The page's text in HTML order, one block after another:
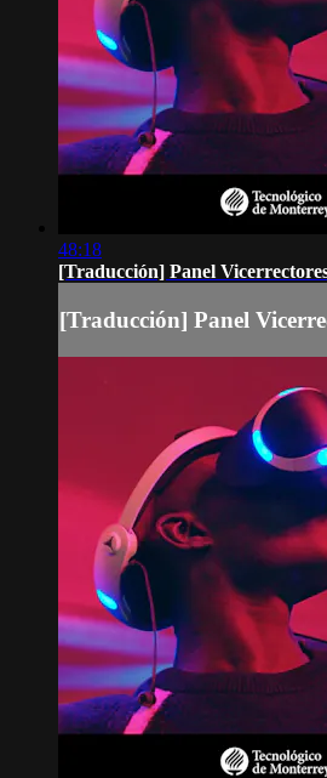
48:18
[Traducción] Panel
[Traducción] Panel